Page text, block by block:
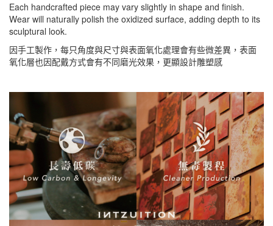
Each handcrafted piece may vary slightly in shape and finish.
Wear will naturally polish the oxidized surface, adding depth to its
sculptural look.
因手工製作，每只角度與尺寸與表面氧化處理會有些微差異，表面
氧化層也因配戴方式會有不同磨光效果，更顯設計雕塑感